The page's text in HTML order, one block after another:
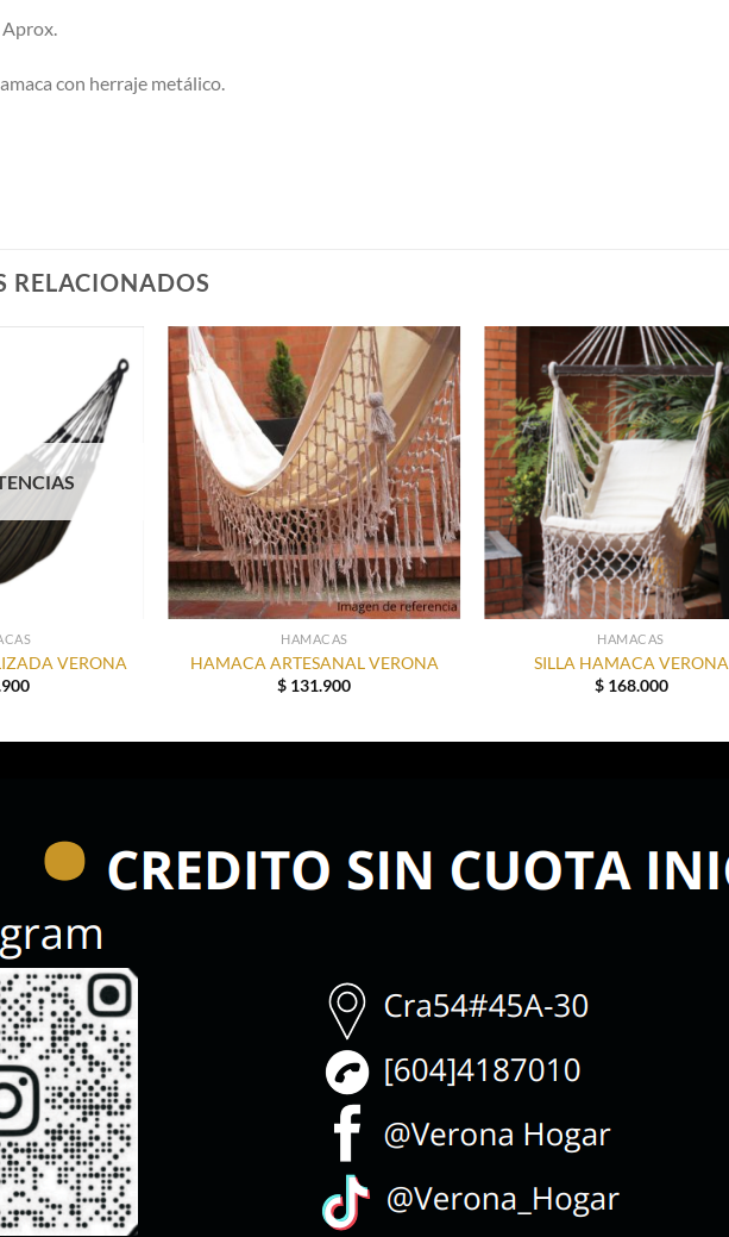
con herraje metálico.
RELACIONADOS
VERONA
HAMACAS
HAMACA ARTESANAL VERONA
$ 131.900
HAMACAS
SILLA HAMACA VERONA
$168.000